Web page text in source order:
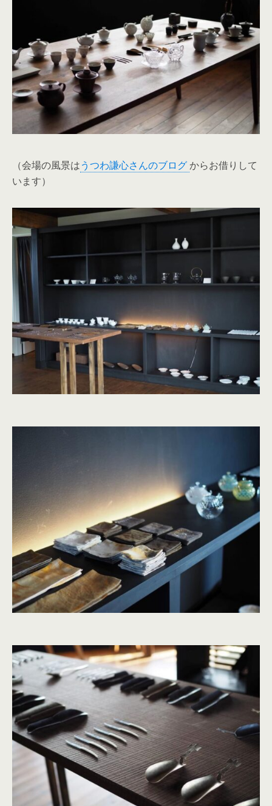
（会場の風景はうつわ謙心さんのブログからお借りして
います）